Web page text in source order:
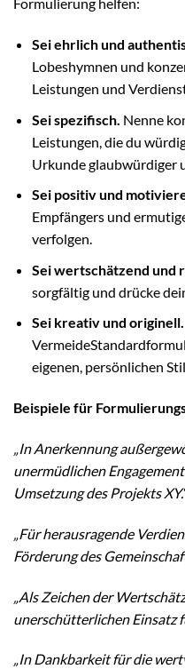
Sei ehrlich und
Lobeshymnen und
Leistungen und
Sei spezifisch. Nenne
Leistungen, die du
Urkunde glaubwürdiger
Sei positiv und
Empfängers und
verfolgen.
Sei wertschätzend und
sorgfältig und drücke
Sei kreativ und originell.
eigenen, persönlichen
Beispiele für
„In Anerkennung
unermüdlichen
Umsetzung des Projekts
„Für herausragende
Förderung des
„Als Zeichen der
unerschütterlichen Einsatz
„In Dankbarkeit für die